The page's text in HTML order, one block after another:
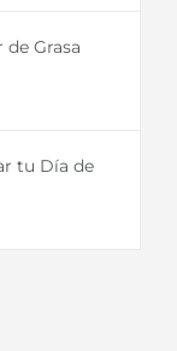
Grasa
tu Día de